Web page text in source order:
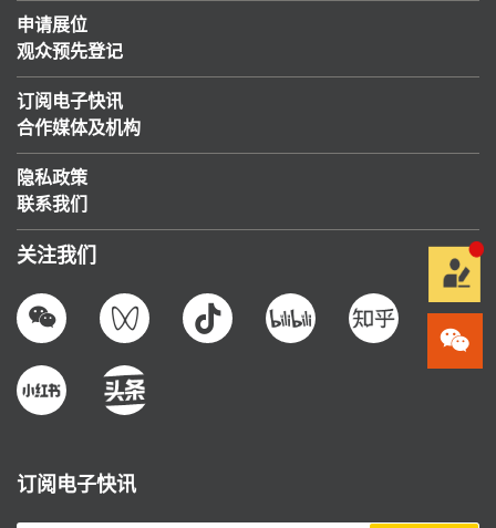
申请展位
观众预先登记
订阅电子快讯
合作媒体及机构
隐私政策
联系我们
关注我们
订阅电子快讯